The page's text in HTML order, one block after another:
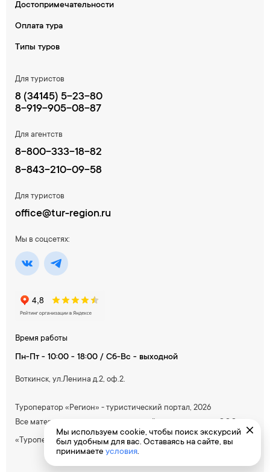
Время работы
Пн-Пт - 10:00 - 18:00 / Сб-Вс - выходной
Воткинск, ул.Ленина д.2, оф.2.
Достопримечательности
Оплата тура
Типы туров
Для туристов
8 (34145) 5-23-80
8-919-905-08-87
Для агентств
8-800-333-18-82
8-843-210-09-58
Для туристов
office@tur-region.ru
Мы в соцсетях:
Туроператор «Регион» - туристический портал, 2026
Все материалы, содержащиеся на сайте, принадлежат ООО
«Туроператор Южный»
Мы используем cookie, чтобы поиск экскурсий
был удобным для вас. Оставаясь на сайте, вы
принимаете условия.